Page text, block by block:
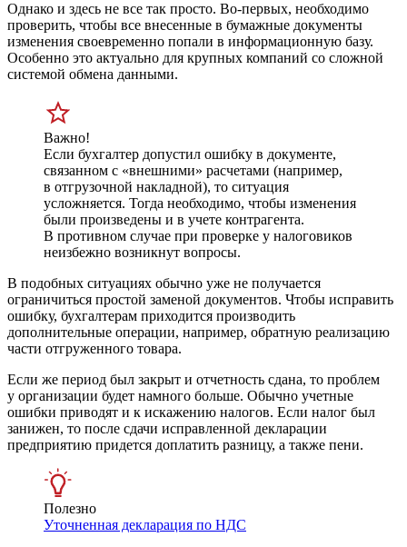
Однако и здесь не все так просто. Во-первых, необходимо
проверить, чтобы все внесенные в бумажные документы
изменения своевременно попали в информационную базу.
Особенно это актуально для крупных компаний со сложной
системой обмена данными.
Важно!
Если бухгалтер допустил ошибку в документе,
связанном с «внешними» расчетами (например,
в отгрузочной накладной), то ситуация
усложняется. Тогда необходимо, чтобы изменения
были произведены и в учете контрагента.
В противном случае при проверке у налоговиков
неизбежно возникнут вопросы.
В подобных ситуациях обычно уже не получается
ограничиться простой заменой документов. Чтобы исправить
ошибку, бухгалтерам приходится производить
дополнительные операции, например, обратную реализацию
части отгруженного товара.
Если же период был закрыт и отчетность сдана, то проблем
у организации будет намного больше. Обычно учетные
ошибки приводят и к искажению налогов. Если налог был
занижен, то после сдачи исправленной декларации
предприятию придется доплатить разницу, а также пени.
Полезно
Уточненная декларация по НДС